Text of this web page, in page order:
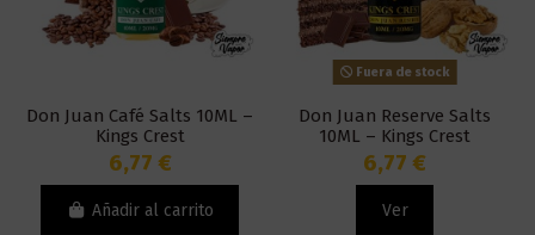
Don Juan Café Salts 10ML –
Kings Crest
6,77 €
Añadir al carrito
Fuera de stock
Don Juan Reserve Salts
10ML – Kings Crest
6,77 €
Ver